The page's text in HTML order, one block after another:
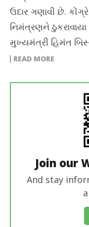
ઉદાર ગણાવી છે.
નિમંત્રણને
મુખ્યમંત્રી હિમંત
READ MORE
Join our
And stay